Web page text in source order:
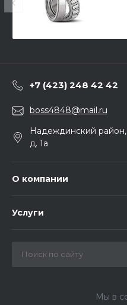
+7 (423) 248 42 42
boss4848@mail.ru
Надеждинский
д. 1а
О компании
Услуги
Мы в